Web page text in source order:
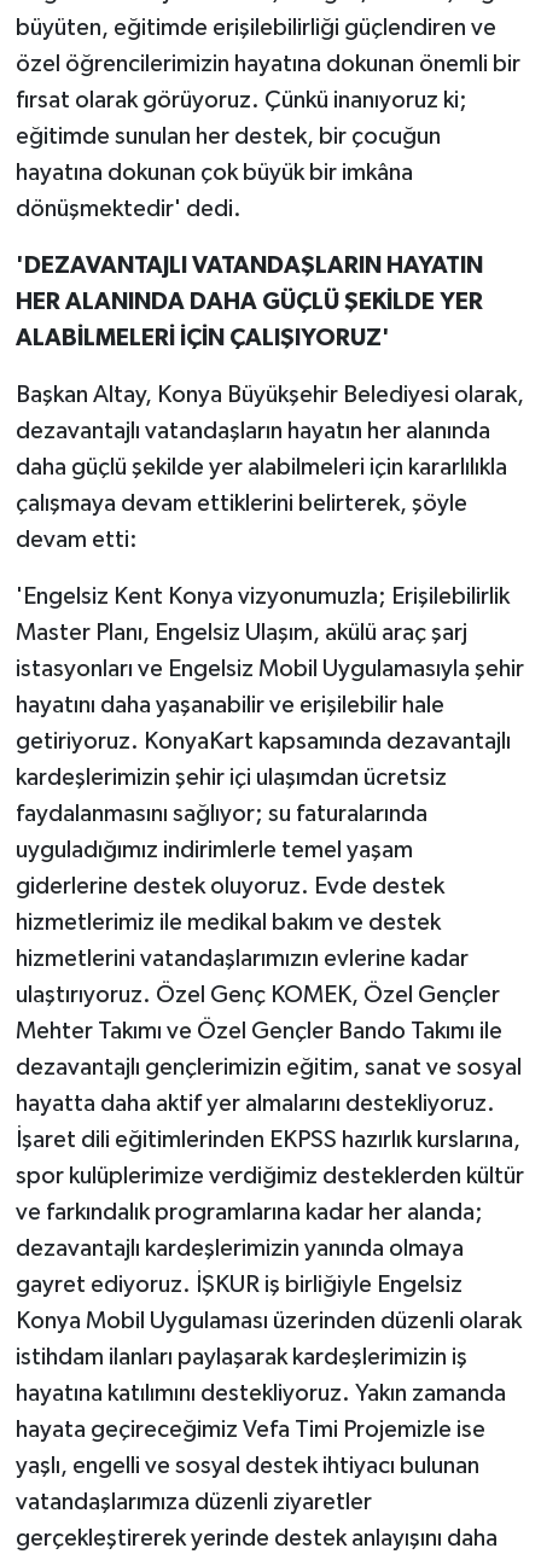
büyüten, eğitimde erişilebilirliği güçlendiren ve
özel öğrencilerimizin hayatına dokunan önemli bir
fırsat olarak görüyoruz. Çünkü inanıyoruz ki;
eğitimde sunulan her destek, bir çocuğun
hayatına dokunan çok büyük bir imkâna
dönüşmektedir' dedi.
'DEZAVANTAJLI VATANDAŞLARIN HAYATIN
HER ALANINDA DAHA GÜÇLÜ ŞEKİLDE YER
ALABİLMELERİ İÇİN ÇALIŞIYORUZ'
Başkan Altay, Konya Büyükşehir Belediyesi olarak,
dezavantajlı vatandaşların hayatın her alanında
daha güçlü şekilde yer alabilmeleri için kararlılıkla
çalışmaya devam ettiklerini belirterek, şöyle
devam etti:
'Engelsiz Kent Konya vizyonumuzla; Erişilebilirlik
Master Planı, Engelsiz Ulaşım, akülü araç şarj
istasyonları ve Engelsiz Mobil Uygulamasıyla şehir
hayatını daha yaşanabilir ve erişilebilir hale
getiriyoruz. KonyaKart kapsamında dezavantajlı
kardeşlerimizin şehir içi ulaşımdan ücretsiz
faydalanmasını sağlıyor; su faturalarında
uyguladığımız indirimlerle temel yaşam
giderlerine destek oluyoruz. Evde destek
hizmetlerimiz ile medikal bakım ve destek
hizmetlerini vatandaşlarımızın evlerine kadar
ulaştırıyoruz. Özel Genç KOMEK, Özel Gençler
Mehter Takımı ve Özel Gençler Bando Takımı ile
dezavantajlı gençlerimizin eğitim, sanat ve sosyal
hayatta daha aktif yer almalarını destekliyoruz.
İşaret dili eğitimlerinden EKPSS hazırlık kurslarına,
spor kulüplerimize verdiğimiz desteklerden kültür
ve farkındalık programlarına kadar her alanda;
dezavantajlı kardeşlerimizin yanında olmaya
gayret ediyoruz. İŞKUR iş birliğiyle Engelsiz
Konya Mobil Uygulaması üzerinden düzenli olarak
istihdam ilanları paylaşarak kardeşlerimizin iş
hayatına katılımını destekliyoruz. Yakın zamanda
hayata geçireceğimiz Vefa Timi Projemizle ise
yaşlı, engelli ve sosyal destek ihtiyacı bulunan
vatandaşlarımıza düzenli ziyaretler
gerçekleştirerek yerinde destek anlayışını daha